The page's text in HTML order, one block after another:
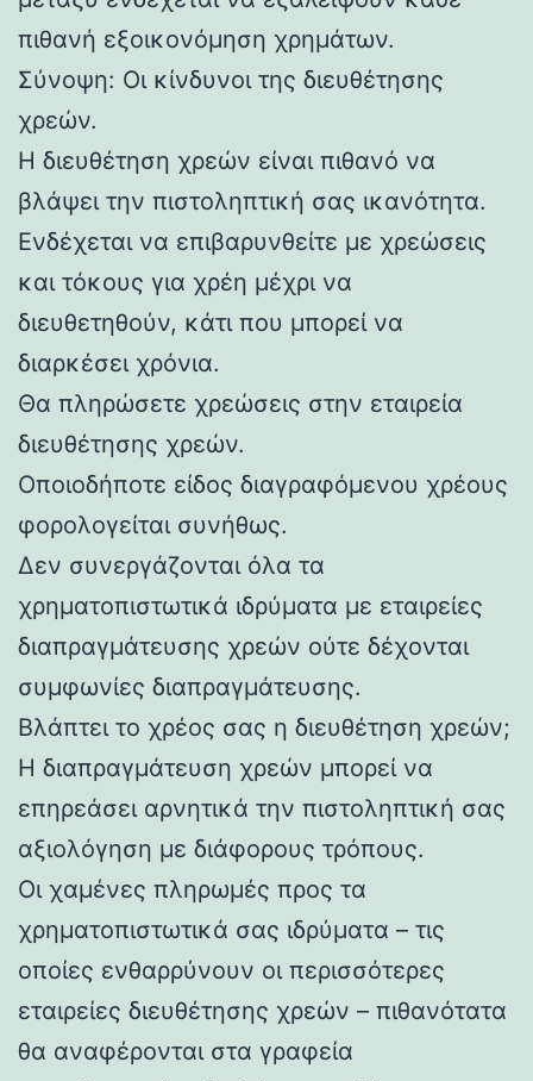
πιθανή εξοικονόμηση χρημάτων.
Σύνοψη: Οι κίνδυνοι της διευθέτησης
χρεών.
Η διευθέτηση χρεών είναι πιθανό να
βλάψει την πιστοληπτική σας ικανότητα.
Ενδέχεται να επιβαρυνθείτε με χρεώσεις
και τόκους για χρέη μέχρι να
διευθετηθούν, κάτι που μπορεί να
διαρκέσει χρόνια.
Θα πληρώσετε χρεώσεις στην εταιρεία
διευθέτησης χρεών.
Οποιοδήποτε είδος διαγραφόμενου χρέους
φορολογείται συνήθως.
Δεν συνεργάζονται όλα τα
χρηματοπιστωτικά ιδρύματα με εταιρείες
διαπραγμάτευσης χρεών ούτε δέχονται
συμφωνίες διαπραγμάτευσης.
Βλάπτει το χρέος σας η διευθέτηση χρεών;
Η διαπραγμάτευση χρεών μπορεί να
επηρεάσει αρνητικά την πιστοληπτική σας
αξιολόγηση με διάφορους τρόπους.
Οι χαμένες πληρωμές προς τα
χρηματοπιστωτικά σας ιδρύματα – τις
οποίες ενθαρρύνουν οι περισσότερες
εταιρείες διευθέτησης χρεών – πιθανότατα
θα αναφέρονται στα γραφεία